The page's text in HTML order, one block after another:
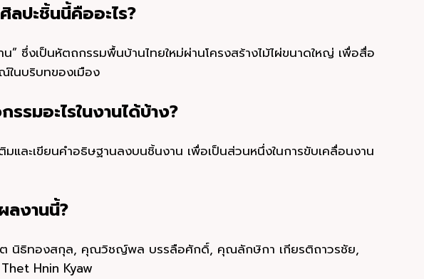
ปะชิ้นนี้คืออะไร?
” ซึ่งเป็นหัตถกรรมพื้นบ้านไทยใหม่ผ่านโครงสร้างไม้ไผ่ขนาดใหญ่ เพื่อสื่อ
ในบริบทของเมือง
รรมอะไรในงานได้บ้าง?
มและเขียนคำอธิษฐานลงบนชิ้นงาน เพื่อเป็นส่วนหนึ่งในการขับเคลื่อนงาน
ลงานนี้?
นิธิทองสกุล, คุณวิชญ์พล บรรลือศักดิ์, คุณลักษิกา เกียรติถาวรชัย,
Hnin Kyaw